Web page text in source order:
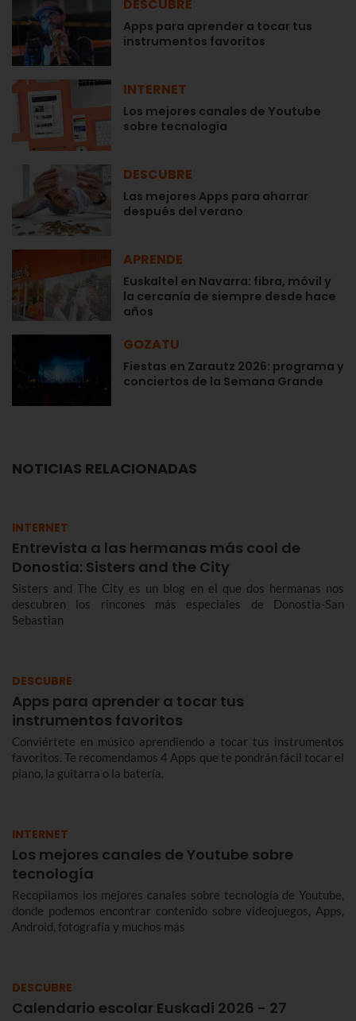
DESCUBRE
Apps para aprender a tocar tus
instrumentos favoritos
INTERNET
Los mejores canales de Youtube
sobre tecnología
DESCUBRE
Las mejores Apps para ahorrar
después del verano
APRENDE
Euskaltel en Navarra: fibra, móvil y
la cercanía de siempre desde hace
años
GOZATU
Fiestas en Zarautz 2026: programa y
conciertos de la Semana Grande
NOTICIAS RELACIONADAS
INTERNET
Entrevista a las hermanas más cool de
Donostia: Sisters and the City
Sisters and The City es un blog en el que dos hermanas nos
descubren los rincones más especiales de Donostia-San
Sebastian
DESCUBRE
Apps para aprender a tocar tus
instrumentos favoritos
Conviértete en músico aprendiendo a tocar tus instrumentos
favoritos. Te recomendamos 4 Apps que te pondrán fácil tocar el
piano, la guitarra o la batería.
INTERNET
Los mejores canales de Youtube sobre
tecnología
Recopilamos los mejores canales sobre tecnología de Youtube,
donde podemos encontrar contenido sobre videojuegos, Apps,
Android, fotografía y muchos más
DESCUBRE
Calendario escolar Euskadi 2026 - 27